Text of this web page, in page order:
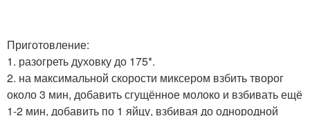
Приготовление:
1. разогреть духовку до 175*.
2. на максимальной скорости миксером взбить творог
около 3 мин, добавить сгущённое молоко и взбивать ещё
1-2 мин, добавить по 1 яйцу, взбивая до однородной